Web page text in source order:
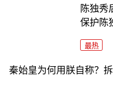
陈独秀
保护陈
最热
秦始皇为何用朕自称？